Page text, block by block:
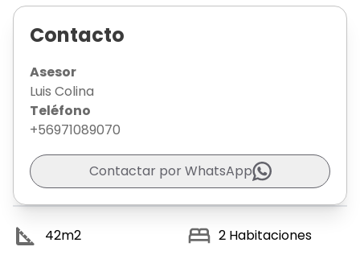
Contacto
Asesor
Luis Colina
Teléfono
+56971089070
Contactar por WhatsApp
42m2 2 Habitaciones